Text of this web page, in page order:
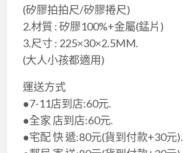
(矽膠拍拍尺/矽膠捲尺)
2.材質 : 矽膠100%+金屬(錳片)
3.尺寸 : 225×30×2.5MM.
(大人小孩都適用)
運送方式
●7-11店到店:60元.
●全家 店到店:60元.
●宅配 快 遞:80元(貨到付款+30元).